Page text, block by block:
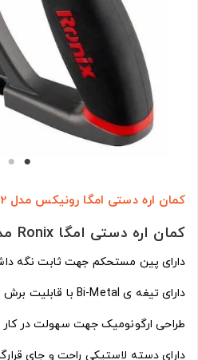
کمان اره دستی امگا رونیکس مدل RH-3612
کمان اره دستی امگا Ronix مدل RH-3612
دارای پین مستحکم جهت ثابت نگه
دارای تیغه ی Bi-Metal با قابلیت برش بالا
طراحی ارگونومیک جهت سهولت در کار
دارای دسته لاستیکی راحت و جای